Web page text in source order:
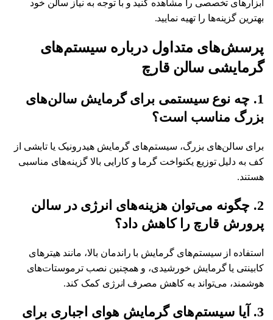
ابزارهای تخصصی را مشاهده کنید و با توجه به نیاز سالن خود
بهترین گزینه‌ها را تهیه نمایید.
پرسش‌های متداول درباره سیستم‌های
گرمایشی سالن قارچ
1. چه نوع سیستمی برای گرمایش سالن‌های
بزرگ مناسب است؟
برای سالن‌های بزرگ، سیستم‌های گرمایش هیدرونیک یا تابشی از
کف به دلیل توزیع یکنواخت گرما و کارایی بالا گزینه‌های مناسبی
هستند.
2. چگونه می‌توان هزینه‌های انرژی در سالن
پرورش قارچ را کاهش داد؟
استفاده از سیستم‌های گرمایش با راندمان بالا، مانند هیترهای
کابینتی یا گرمایش خورشیدی، و همچنین نصب ترموستات‌های
هوشمند، می‌تواند به کاهش مصرف انرژی کمک کند.
3. آیا سیستم‌های گرمایش هوای اجباری برای